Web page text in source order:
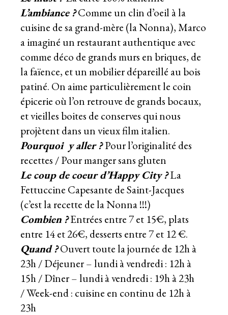
L’ambiance ?Comme un clin d’oeil à la
cuisine de sa grand-mère (la Nonna), Marco
a imaginé un restaurant authentique avec
comme déco de grands murs en briques, de
la faïence, et un mobilier dépareillé au bois
patiné. On aime particulièrement le coin
épicerie où l’on retrouve de grands bocaux,
et vieilles boites de conserves qui nous
projètent dans un vieux film italien.
Pourquoi y aller ?Pour l’originalité des
recettes / Pour manger sans gluten
Le coup de coeur d’Happy City ?La
Fettuccine Capesante de Saint-Jacques
(c’est la recette de la Nonna !!!)
Combien ?Entrées entre 7 et 15€, plats
entre 14 et 26€, desserts entre 7 et 12 €.
Quand ?Ouvert toute la journée de 12h à
23h / Déjeuner – lundi à vendredi : 12h à
15h / Dîner – lundi à vendredi : 19h à 23h
/ Week-end : cuisine en continu de 12h à
23h